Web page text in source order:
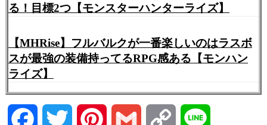
る！目標2つ【モンスターハンターライズ】
【MHRise】フルバルクが一番楽しいのはラスボ
スが最強の装備持ってるRPG感ある【モンハン
ライズ】
Facebook Twitter Pinterest Gmail Copy